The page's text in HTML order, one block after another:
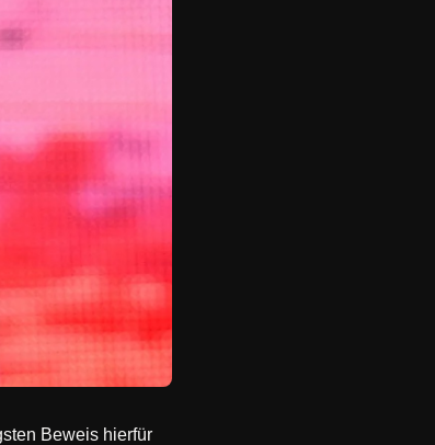
Beweis hierfür